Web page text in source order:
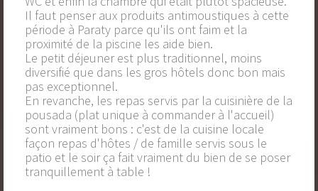
Il faut penser aux produits antimoustiques à cette
période à Paraty parce qu'ils ont faim et la
proximité de la piscine les aide bien.
Le petit déjeuner est plus traditionnel, moins
diversifié que dans les gros hôtels donc bon mais
pas exceptionnel.
En revanche, les repas servis par la cuisinière de la
pousada (plat unique à commander à l'accueil)
sont vraiment bons : c'est de la cuisine locale
façon repas d'hôtes / de famille servis sous le
patio et le soir ça fait vraiment du bien de se poser
tranquillement à table !